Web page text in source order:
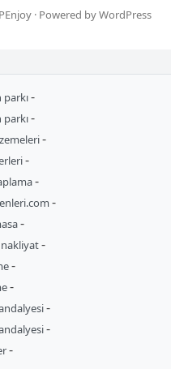
· Powered byWordPress
-
-
-
-
-
-
-
-
-
-
-
-
-